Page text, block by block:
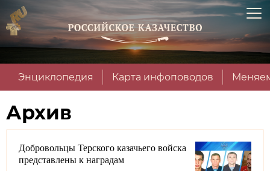
Энциклопедия Карта инфоповодов
Архив
Добровольцы Терского казачьего войска
представлены к наградам